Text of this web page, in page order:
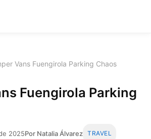
Vans Fuengirola Parking Chaos
Fuengirola Parking
2025Por Natalia Álvarez TRAVEL